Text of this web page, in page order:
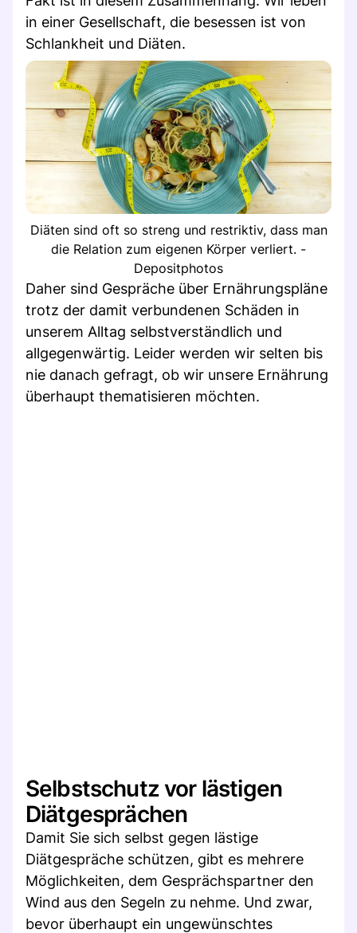
in einer Gesellschaft, die besessen ist von
Schlankheit und Diäten.
Diäten sind oft so streng und restriktiv, dass man
die Relation zum eigenen Körper verliert. -
Depositphotos
Daher sind Gespräche über Ernährungspläne
trotz der damit verbundenen Schäden in
unserem Alltag selbstverständlich und
allgegenwärtig. Leider werden wir selten bis
nie danach gefragt, ob wir unsere Ernährung
überhaupt thematisieren möchten.
Selbstschutz vor lästigen
Diätgesprächen
Damit Sie sich selbst gegen lästige
Diätgespräche schützen, gibt es mehrere
Möglichkeiten, dem Gesprächspartner den
Wind aus den Segeln zu nehme. Und zwar,
bevor überhaupt ein ungewünschtes